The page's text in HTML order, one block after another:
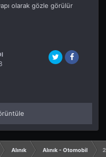
olarak gözle görülür
Alınık Alınık - Otomobil